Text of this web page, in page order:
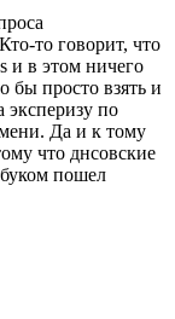
то говорит, что
и в этом ничего
бы просто взять и
эксперизу по
Да и к тому
что днсовские
пошел